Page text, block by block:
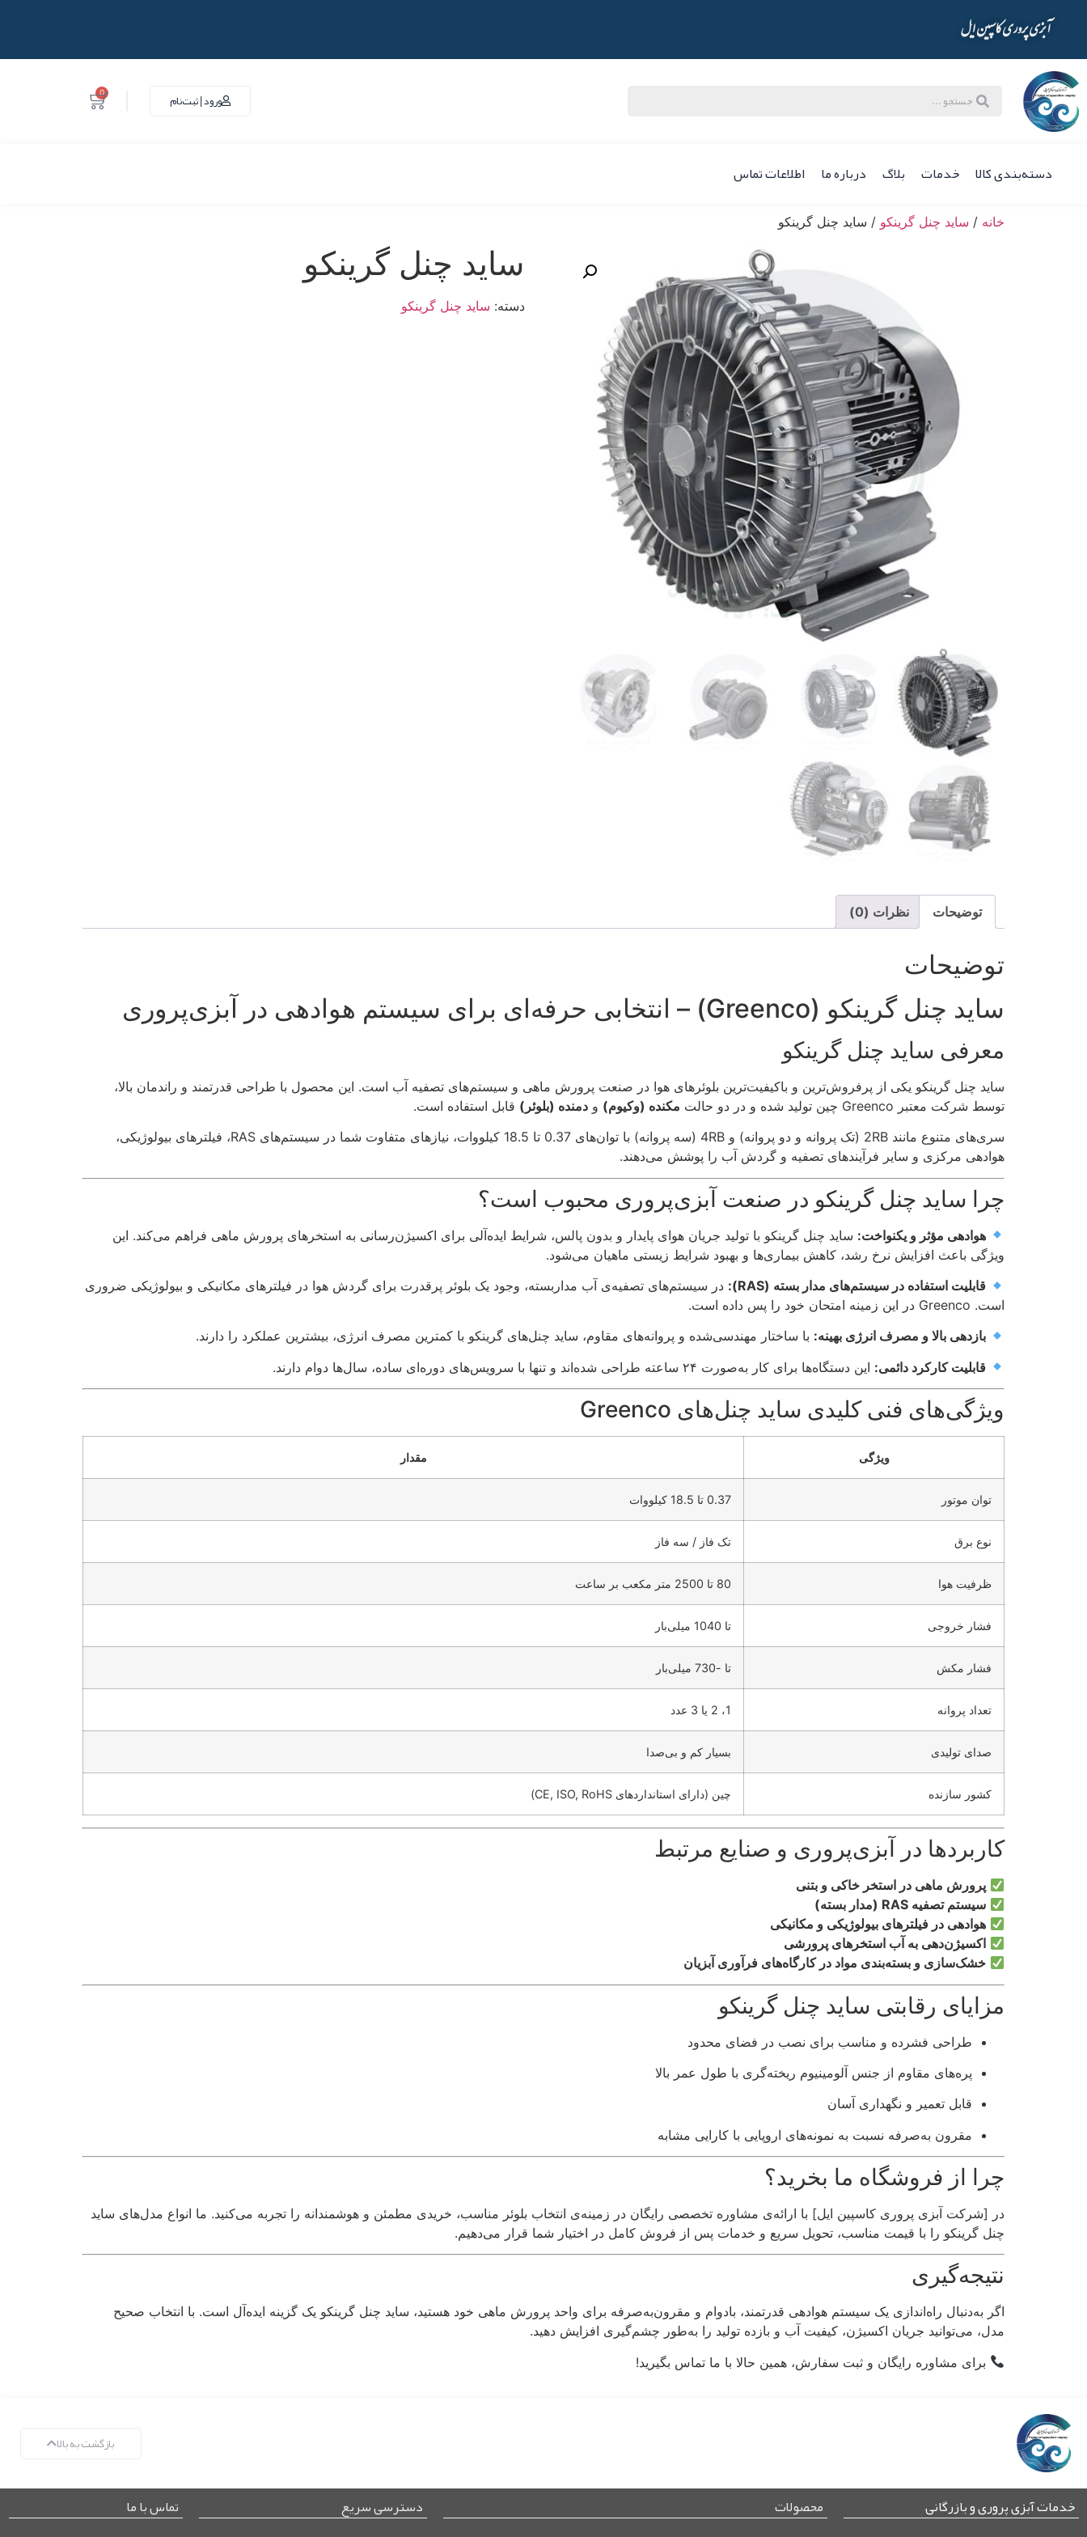
آبزی پروری کاسپین ایل
ورود | ثبت‌نام 0
دسته‌بندی کالا خدمات بلاگ درباره ما اطلاعات تماس
خانه / ساید چنل گرینکو / ساید چنل گرینکو
ساید چنل گرینکو
دسته: ساید چنل گرینکو
توضیحات نظرات (0)
توضیحات
ساید چنل گرینکو (Greenco) – انتخابی حرفه‌ای برای سیستم هوادهی در آبزی‌پروری
معرفی ساید چنل گرینکو
ساید چنل گرینکو یکی از پرفروش‌ترین و باکیفیت‌ترین بلوئرهای هوا در صنعت پرورش ماهی و سیستم‌های تصفیه آب است. این محصول با طراحی قدرتمند و راندمان بالا،
توسط شرکت معتبر Greenco چین تولید شده و در دو حالت
مکنده (وکیوم) و دمنده (بلوئر) قابل استفاده است.
سری‌های متنوع مانند 2RB (تک پروانه و دو پروانه) و 4RB (سه پروانه) با توان‌های 0.37 تا 18.5 کیلووات، نیازهای متفاوت شما در سیستم‌های RAS، فیلترهای بیولوژیکی،
هوادهی مرکزی و سایر فرآیندهای تصفیه و گردش آب را پوشش می‌دهند.
چرا ساید چنل گرینکو در صنعت آبزی‌پروری محبوب است؟
هوادهی مؤثر و یکنواخت: ساید چنل گرینکو با تولید جریان هوای پایدار و بدون پالس، شرایط ایده‌آلی برای اکسیژن‌رسانی به استخرهای پرورش ماهی فراهم می‌کند. این
ویژگی باعث افزایش نرخ رشد، کاهش بیماری‌ها و بهبود شرایط زیستی ماهیان می‌شود.
قابلیت استفاده در سیستم‌های مدار بسته (RAS):
در سیستم‌های تصفیه‌ی آب مداربسته، وجود یک بلوئر پرقدرت برای گردش هوا در فیلترهای مکانیکی و بیولوژیکی ضروری
است. Greenco در این زمینه امتحان خود را پس داده است.
بازدهی بالا و مصرف انرژی بهینه: با ساختار مهندسی‌شده و پروانه‌های مقاوم، ساید چنل‌های گرینکو با کمترین مصرف انرژی، بیشترین عملکرد را دارند.
قابلیت کارکرد دائمی: این دستگاه‌ها برای کار به‌صورت ۲۴ ساعته طراحی شده‌اند و تنها با سرویس‌های دوره‌ای ساده، سال‌ها دوام دارند.
ویژگی‌های فنی کلیدی ساید چنل‌های Greenco
ویژگی مقدار
توان موتور 0.37 تا 18.5 کیلووات
نوع برق تک فاز / سه فاز
ظرفیت هوا 80 تا 2500 متر مکعب بر ساعت
فشار خروجی تا 1040 میلی‌بار
فشار مکش تا -730 میلی‌بار
تعداد پروانه 1، 2 یا 3 عدد
صدای تولیدی بسیار کم و بی‌صدا
کشور سازنده چین (دارای استانداردهای CE, ISO, RoHS)
کاربردها در آبزی‌پروری و صنایع مرتبط
پرورش ماهی در استخر خاکی و بتنی
سیستم تصفیه RAS (مدار بسته)
هوادهی در فیلترهای بیولوژیکی و مکانیکی
اکسیژن‌دهی به آب استخرهای پرورشی
خشک‌سازی و بسته‌بندی مواد در کارگاه‌های فرآوری آبزیان
مزایای رقابتی ساید چنل گرینکو
طراحی فشرده و مناسب برای نصب در فضای محدود
پره‌های مقاوم از جنس آلومینیوم ریخته‌گری با طول عمر بالا
قابل تعمیر و نگهداری آسان
مقرون به‌صرفه نسبت به نمونه‌های اروپایی با کارایی مشابه
چرا از فروشگاه ما بخرید؟
در [شرکت آبزی پروری کاسپین ایل] با ارائه‌ی مشاوره تخصصی رایگان در زمینه‌ی انتخاب بلوئر مناسب، خریدی مطمئن و هوشمندانه را تجربه می‌کنید. ما انواع مدل‌های ساید
چنل گرینکو را با قیمت مناسب، تحویل سریع و خدمات پس از فروش کامل در اختیار شما قرار می‌دهیم.
نتیجه‌گیری
اگر به‌دنبال راه‌اندازی یک سیستم هوادهی قدرتمند، بادوام و مقرون‌به‌صرفه برای واحد پرورش ماهی خود هستید، ساید چنل گرینکو یک گزینه ایده‌آل است. با انتخاب صحیح
مدل، می‌توانید جریان اکسیژن، کیفیت آب و بازده تولید را به‌طور چشم‌گیری افزایش دهید.
برای مشاوره رایگان و ثبت سفارش، همین حالا با ما تماس بگیرید!
بازگشت به بالا
خدمات آبزی پروری و بازرگانی
محصولات
دسترسی سریع
تماس با ما